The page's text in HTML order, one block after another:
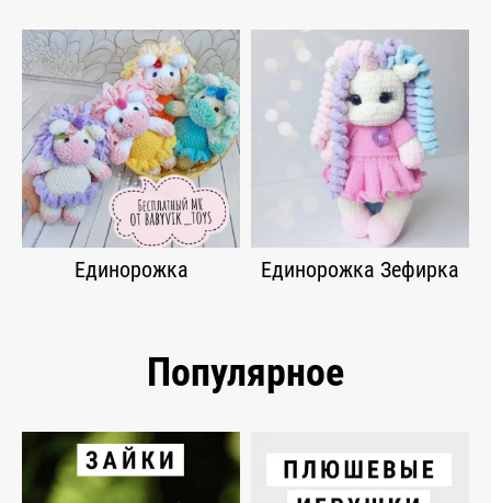
Единорожка Единорожка Зефирка
Популярное